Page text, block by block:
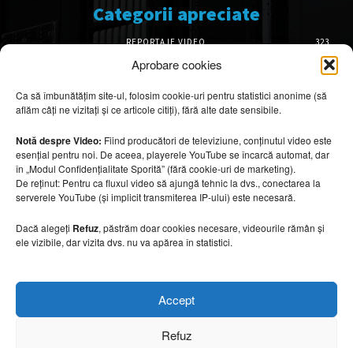
Aprobare cookies
Ca să îmbunătățim site-ul, folosim cookie-uri pentru statistici anonime (să
aflăm câți ne vizitați și ce articole citiți), fără alte date sensibile.
Notă despre Video: Fiind producători de televiziune, conținutul video este
esențial pentru noi. De aceea, playerele YouTube se încarcă automat, dar
în „Modul Confidențialitate Sporită” (fără cookie-uri de marketing).
De reținut: Pentru ca fluxul video să ajungă tehnic la dvs., conectarea la
serverele YouTube (și implicit transmiterea IP-ului) este necesară.
Dacă alegeți Refuz, păstrăm doar cookies necesare, videourile rămân și
ele vizibile, dar vizita dvs. nu va apărea în statistici.
Accept
Refuz
Categorii apreciate
REPORTAJE VIDEO
323
AMENAJĂRI INTERIOARE
126
DESIGN INTERIOR
64
ARHITECTURĂ & DESIGN
OPINII & ANALIZE
43
Articole recomandate
Cele mai impresionante cabane moderne
7 august 2026
Ouse Valley Viaduct, construcția care
7 august 2026